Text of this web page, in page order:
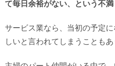
て毎日余裕がない、という不満
サービス業なら、当初の予定
しいと言われてしまうこともあ